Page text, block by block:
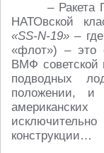
– Ракета
НАТОвской
«SS-N-19» –
«флот») – это
ВМФ советской
подводных
положении, и
конструкции…